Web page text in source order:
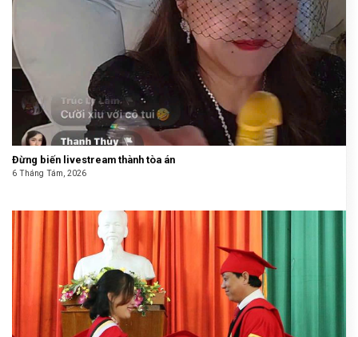
Đừng biến livestream thành tòa án
6 Tháng Tám, 2026